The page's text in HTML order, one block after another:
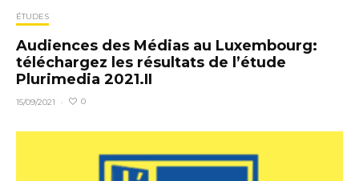
ÉTUDES
Audiences des Médias au Luxembourg:
téléchargez les résultats de l’étude
Plurimedia 2021.II
15/09/2021 · 0